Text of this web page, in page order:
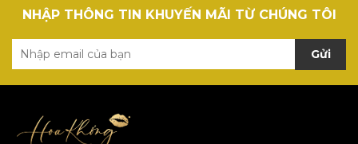
NHẬP THÔNG TIN KHUYẾN MÃI TỪ CHÚNG TÔI
Gửi